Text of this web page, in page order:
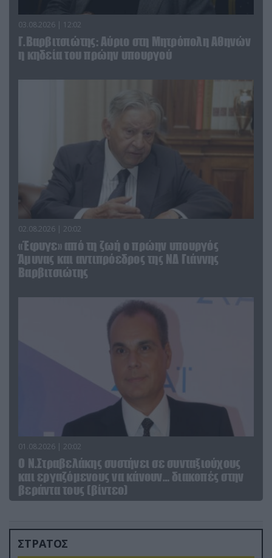
03.08.2026 | 12:02
Γ.Βαρβιτσιώτης: Aύριο στη Μητρόπολη Αθηνών
η κηδεία του πρώην υπουργού
02.08.2026 | 20:02
«Έφυγε» από τη ζωή ο πρώην υπουργός
Άμυνας και αντιπρόεδρος της ΝΔ Γιάννης
Βαρβιτσιώτης
01.08.2026 | 20:02
Ο Ν.Στραβελάκης συστήνει σε συνταξιούχους
και εργαζόμενους να κάνουν… διακοπές στην
βεράντα τους (βίντεο)
ΣΤΡΑΤΟΣ